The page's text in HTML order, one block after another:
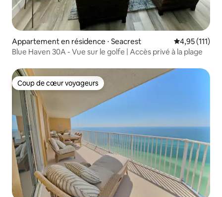
Appartement en résidence ⋅ Seacrest Évaluation
4,95 (111)
Blue Haven 30A - Vue sur le golfe | Accès privé à la plage
Coup de cœur voyageurs
Coup de cœur voyageurs